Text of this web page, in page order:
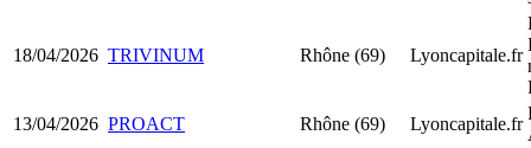
18/04/2026 TRIVINUM Rhône (69) Lyoncapitale.fr
13/04/2026 PROACT Rhône (69) Lyoncapitale.fr